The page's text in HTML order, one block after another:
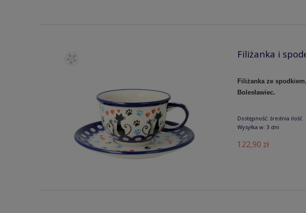
Filiżanka i
Filiżanka ze
Bolesławiec.
Dostępność: średnia ilość
Wysyłka w: 3 dni
122,90 zł